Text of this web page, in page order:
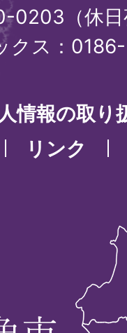
0203（休
クス：
情報の取り
リンク